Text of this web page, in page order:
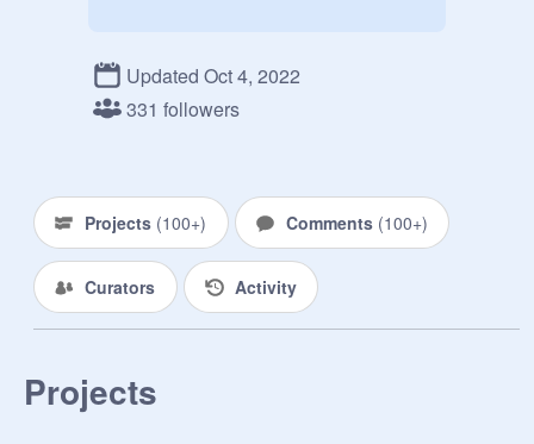
Updated Oct 4, 2022
331 followers
Projects (100+) Comments (100+)
Curators Activity
Projects